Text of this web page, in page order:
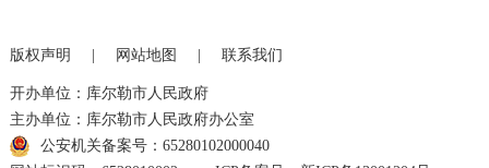
版权声明 | 网站地图 | 联系我们
开办单位：库尔勒市人民政府
主办单位：库尔勒市人民政府办公室
公安机关备案号：65280102000040